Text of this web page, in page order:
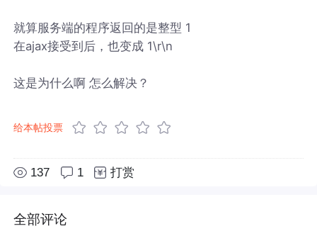
就算服务端的程序返回的是整型 1
在ajax接受到后，也变成 1\r\n
这是为什么啊 怎么解决？
给本帖投票
137 1 打赏
全部评论